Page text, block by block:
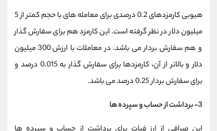
هیوبی کارمزدهای 0.2 درصدی برای معامله های با حجم کمتر از 5
میلیون دلار در نظر گرفته است. این کارمزد هم برای سفارش گذار
و هم سفارش بردار می باشد. در معاملات با ارزش 300 میلیون
دلار و بالاتر از آن، کارمزدها برای سفارش گذار به 0.015 درصد و
برای سفارش بردار 0.25 درصد می باشد.
3- برداشت از حساب و سپرده ها